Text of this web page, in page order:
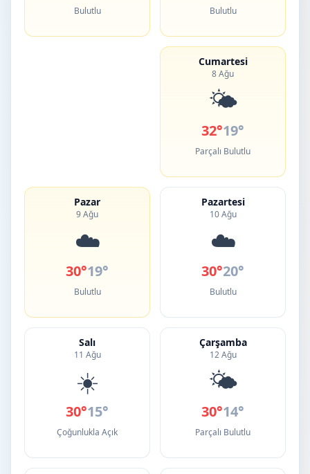
Bulutlu Bulutlu
Cumartesi
8 Ağu
🌤️
32°19°
Parçalı Bulutlu
Pazar
9 Ağu
☁️
30°19°
Bulutlu
Pazartesi
10 Ağu
☁️
30°20°
Bulutlu
Salı
11 Ağu
☀️
30°15°
Çoğunlukla Açık
Çarşamba
12 Ağu
🌤️
30°14°
Parçalı Bulutlu